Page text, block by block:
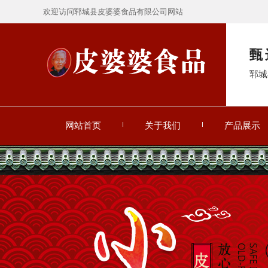
欢迎访问郓城县皮婆婆食品有限公司网站
甄
郓
网站首页 关于我们 产品展示